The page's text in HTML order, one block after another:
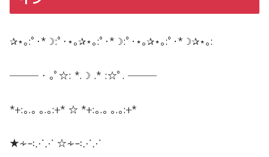
✰⋆｡:ﾟ･*☽:ﾟ･⋆｡✰⋆｡:ﾟ･*☽:ﾟ･⋆｡✰⋆｡:ﾟ･*☽✰⋆｡:
─── ･ ｡ﾟ☆: *.☽ .* :☆ﾟ. ───
*+:｡.｡ ｡.｡:+* ☆ *+:｡.｡ ｡.｡:+*
★∻∹⋰⋰ ☆∻∹⋰⋰